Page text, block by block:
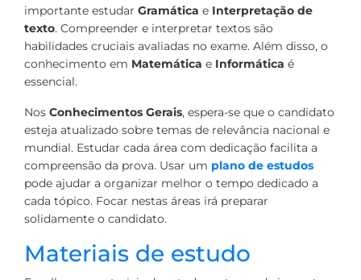
importante estudar Gramática e Interpretação de
texto. Compreender e interpretar textos são
habilidades cruciais avaliadas no exame. Além disso, o
conhecimento em Matemática e Informática é
essencial.
Nos Conhecimentos Gerais, espera-se que o candidato
esteja atualizado sobre temas de relevância nacional e
mundial. Estudar cada área com dedicação facilita a
compreensão da prova. Usar um plano de estudos
pode ajudar a organizar melhor o tempo dedicado a
cada tópico. Focar nestas áreas irá preparar
solidamente o candidato.
Materiais de estudo